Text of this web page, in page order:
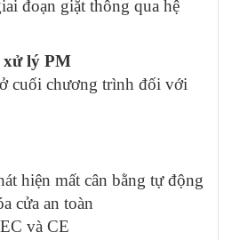
đoạn giặt thông qua hệ
xử lý PM
cuối chương trình đối với
hiện mất cân bằng tự động
cửa an toàn
và CE